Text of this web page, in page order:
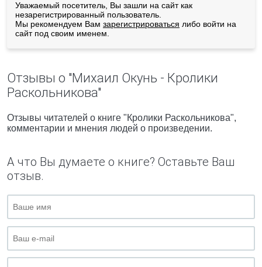
Уважаемый посетитель, Вы зашли на сайт как
незарегистрированный пользователь.
Мы рекомендуем Вам зарегистрироваться либо войти на
сайт под своим именем.
Отзывы о "Михаил Окунь - Кролики
Раскольникова"
Отзывы читателей о книге "Кролики Раскольникова",
комментарии и мнения людей о произведении.
А что Вы думаете о книге? Оставьте Ваш
отзыв.